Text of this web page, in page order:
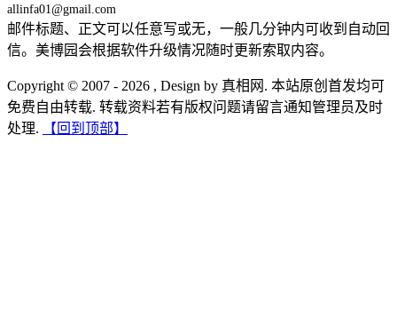
allinfa01@gmail.com
邮件标题、正文可以任意写或无，一般几分钟内可收到自动回
信。美博园会根据软件升级情况随时更新索取内容。
Copyright © 2007 - 2026 , Design by 真相网. 本站原创首发均可
免费自由转载. 转载资料若有版权问题请留言通知管理员及时
处理.
【回到顶部】